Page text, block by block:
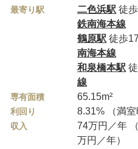
最寄り駅 二色浜駅 徒
鉄南海本線
鶴原駅 徒歩
南海本線
和泉橋本駅
線
専有面積 65.15m²
利回り 8.31% （満室
収入
74万円／年
万円／年）